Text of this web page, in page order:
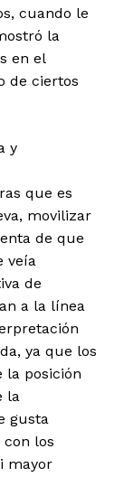
cuando le
la
en el
de ciertos
y
que es
movilizar
de que
veía
de
a la línea
ya que los
la posición
la
gusta
los
mayor